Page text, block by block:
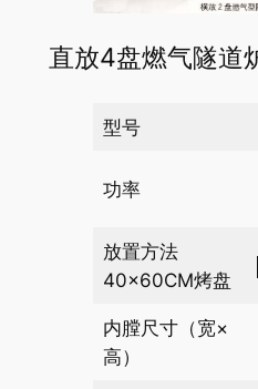
直放4盘燃气隧道
型号
功率
放置方法
40×60CM烤盘
内膛尺寸（宽×
高）